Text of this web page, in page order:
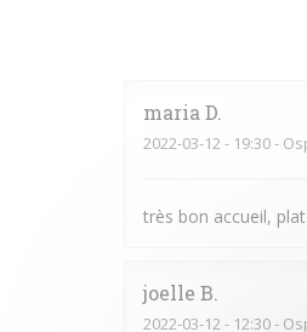
maria D
2022-03-12 - 19:30 -
très bon accueil,
joelle B
2022-03-12 - 12:30 -